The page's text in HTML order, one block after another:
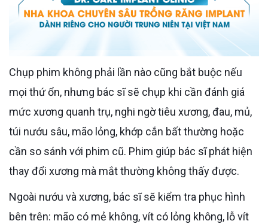
Chụp phim không phải lần nào cũng bắt buộc nếu
mọi thứ ổn, nhưng bác sĩ sẽ chụp khi cần đánh giá
mức xương quanh trụ, nghi ngờ tiêu xương, đau, mủ,
túi nướu sâu, mão lỏng, khớp cắn bất thường hoặc
cần so sánh với phim cũ. Phim giúp bác sĩ phát hiện
thay đổi xương mà mắt thường không thấy được.
Ngoài nướu và xương, bác sĩ sẽ kiểm tra phục hình
bên trên: mão có mẻ không, vít có lỏng không, lỗ vít